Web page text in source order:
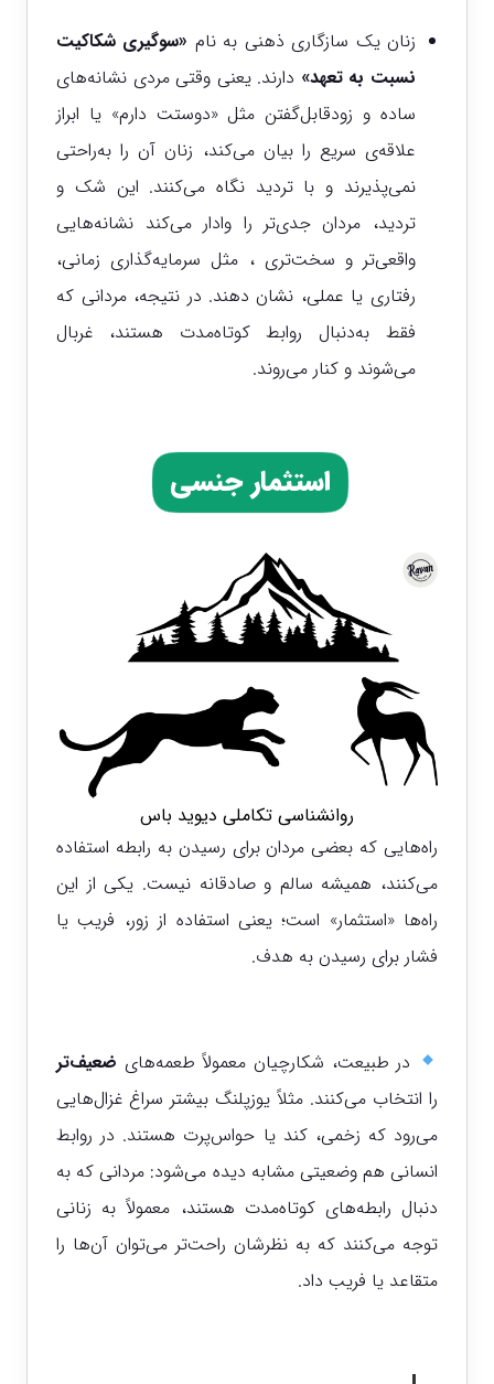
زنان یک سازگاری ذهنی به نام «سوگیری شکاکیت
نسبت به تعهد» دارند. یعنی وقتی مردی نشانه‌های
ساده و زودقابل‌گفتن مثل «دوستت دارم» یا ابراز
علاقه‌ی سریع را بیان می‌کند، زنان آن را به‌راحتی
نمی‌پذیرند و با تردید نگاه می‌کنند. این شک و
تردید، مردان جدی‌تر را وادار می‌کند نشانه‌هایی
واقعی‌تر و سخت‌تری ، مثل سرمایه‌گذاری زمانی،
رفتاری یا عملی، نشان دهند. در نتیجه، مردانی که
فقط به‌دنبال روابط کوتاه‌مدت هستند، غربال
می‌شوند و کنار می‌روند.
استثمار جنسی
روانشناسی تکاملی دیوید باس
راه‌هایی که بعضی مردان برای رسیدن به رابطه‌ استفاده
می‌کنند، همیشه سالم و صادقانه نیست. یکی از این
راه‌ها «استثمار» است؛ یعنی استفاده از زور، فریب یا
فشار برای رسیدن به هدف.
در طبیعت، شکارچیان معمولاً طعمه‌های ضعیف‌تر
را انتخاب می‌کنند. مثلاً یوزپلنگ بیشتر سراغ غزال‌هایی
می‌رود که زخمی، کند یا حواس‌پرت هستند. در روابط
انسانی هم وضعیتی مشابه دیده می‌شود: مردانی که به
دنبال رابطه‌های کوتاه‌مدت هستند، معمولاً به زنانی
توجه می‌کنند که به نظرشان راحت‌تر می‌توان آن‌ها را
متقاعد یا فریب داد.